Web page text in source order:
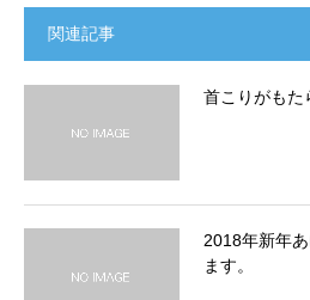
関連記事
首こりがも
2018年新年
ます。